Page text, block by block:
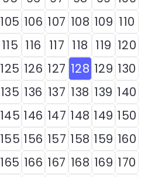
105 106 107 108 109 110
115 116 117 118 119 120
125 126 127 128 129 130
135 136 137 138 139 140
145 146 147 148 149 150
155 156 157 158 159 160
165 166 167 168 169 170